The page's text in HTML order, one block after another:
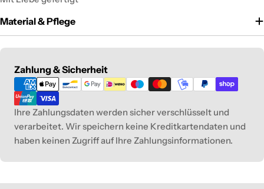
Material & Pflege
Zahlung & Sicherheit
Modes
de
paiement
Ihre Zahlungsdaten werden sicher verschlüsselt und
verarbeitet. Wir speichern keine Kreditkartendaten und
haben keinen Zugriff auf Ihre Zahlungsinformationen.